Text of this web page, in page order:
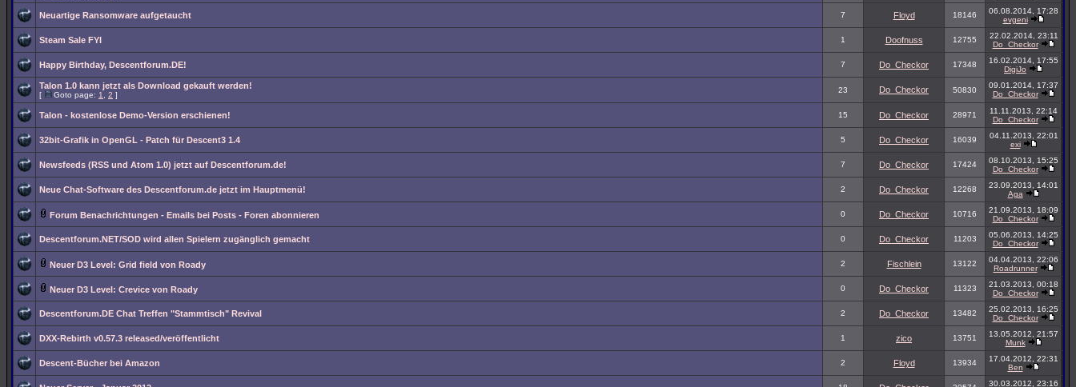
Neuartige Ransomware aufgetaucht 7 Floyd 18146
06.08.2014, 17:28
evgeni
Steam Sale FYI 1 Doofnuss 12755
22.02.2014, 23:11
Do_Checkor
Happy Birthday, Descentforum.DE! 7 Do_Checkor 17348
16.02.2014, 17:55
DigiJo
Talon 1.0 kann jetzt als Download gekauft werden!
[ Goto page: 1 2 ]
23 Do_Checkor 50830
09.01.2014, 17:37
Do_Checkor
Talon - kostenlose Demo-Version erschienen! 15 Do_Checkor 28971
11.11.2013, 22:14
Do_Checkor
32bit-Grafik in OpenGL - Patch für Descent3 1.4 5 Do_Checkor 16039
04.11.2013, 22:01
exi
Newsfeeds (RSS und Atom 1.0) jetzt auf Descentforum.de! 7 Do_Checkor 17424
08.10.2013, 15:25
Do_Checkor
Neue Chat-Software des Descentforum.de jetzt im Hauptmenü! 2 Do_Checkor 12268
23.09.2013, 14:01
Aga
Forum Benachrichtungen - Emails bei Posts - Foren abonnieren 0 Do_Checkor 10716
21.09.2013, 18:09
Do_Checkor
Descentforum.NET/SOD wird allen Spielern zugänglich gemacht 0 Do_Checkor 11203
05.06.2013, 14:25
Do_Checkor
Neuer D3 Level: Grid field von Roady 2 Fischlein 13122
04.04.2013, 22:06
Roadrunner
Neuer D3 Level: Crevice von Roady 0 Do_Checkor 11323
21.03.2013, 00:18
Do_Checkor
Descentforum.DE Chat Treffen "Stammtisch" Revival 2 Do_Checkor 13482
25.02.2013, 16:25
Do_Checkor
DXX-Rebirth v0.57.3 released/veröffentlicht 1 zico 13751
13.05.2012, 21:57
Munk
Descent-Bücher bei Amazon 2 Floyd 13934
17.04.2012, 22:31
Ben
30.03.2012, 23:16